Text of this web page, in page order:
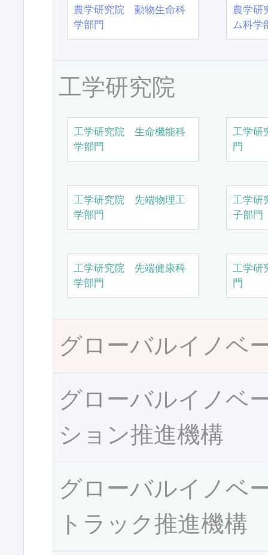
農学研究院 動物生命科
学部門
農学
ム科学
工学研究院
工学研究院 生命機能科
学部門
工学研
門
工学研究院 先端物理工
学部門
工学研
子部門
工学研究院 先端健康科
学部門
工学研
門
グローバルイノベ
グローバルイノベ
ション推進機構
グローバルイノベ
トラック推進機構